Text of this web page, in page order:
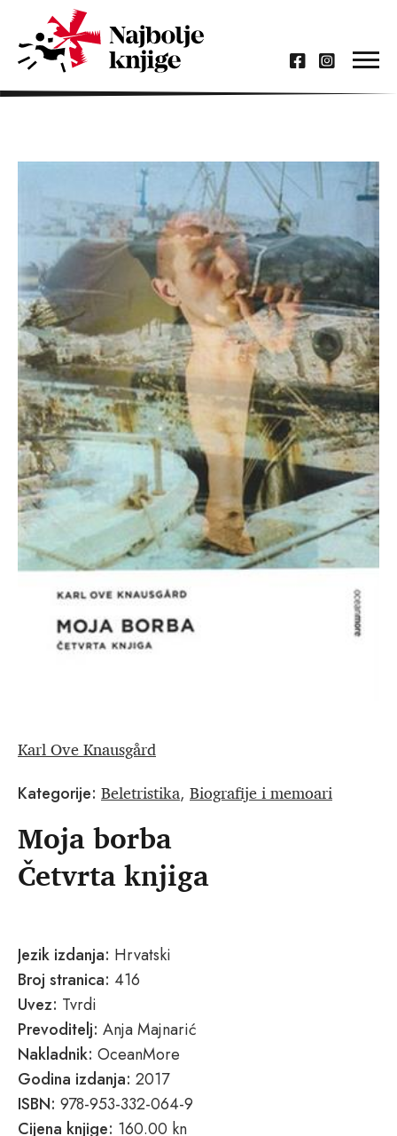
Karl Ove Knausgård
Kategorije: Beletristika, Biografije i memoari
Moja borba
Četvrta knjiga
Jezik izdanja: Hrvatski
Broj stranica: 416
Uvez: Tvrdi
Prevoditelj: Anja Majnarić
Nakladnik: OceanMore
Godina izdanja: 2017
ISBN: 978-953-332-064-9
Cijena knjige: 160.00 kn